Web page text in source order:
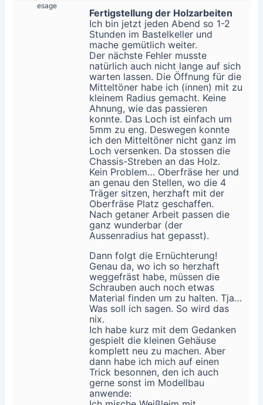
esage
Fertigstellung der Holzarbeiten
Ich bin jetzt jeden Abend so 1-2
Stunden im Bastelkeller und
mache gemütlich weiter.
Der nächste Fehler musste
natürlich auch nicht lange auf sich
warten lassen. Die Öffnung für die
Mitteltöner habe ich (innen) mit zu
kleinem Radius gemacht. Keine
Ahnung, wie das passieren
konnte. Das Loch ist einfach um
5mm zu eng. Deswegen konnte
ich den Mitteltöner nicht ganz im
Loch versenken. Da stossen die
Chassis-Streben an das Holz.
Kein Problem… Oberfräse her und
an genau den Stellen, wo die 4
Träger sitzen, herzhaft mit der
Oberfräse Platz geschaffen.
Nach getaner Arbeit passen die
ganz wunderbar (der
Aussenradius hat gepasst).
Dann folgt die Ernüchterung!
Genau da, wo ich so herzhaft
weggefräst habe, müssen die
Schrauben auch noch etwas
Material finden um zu halten. Tja…
Was soll ich sagen. So wird das
nix.
Ich habe kurz mit dem Gedanken
gespielt die kleinen Gehäuse
komplett neu zu machen. Aber
dann habe ich mich auf einen
Trick besonnen, den ich auch
gerne sonst im Modellbau
anwende: